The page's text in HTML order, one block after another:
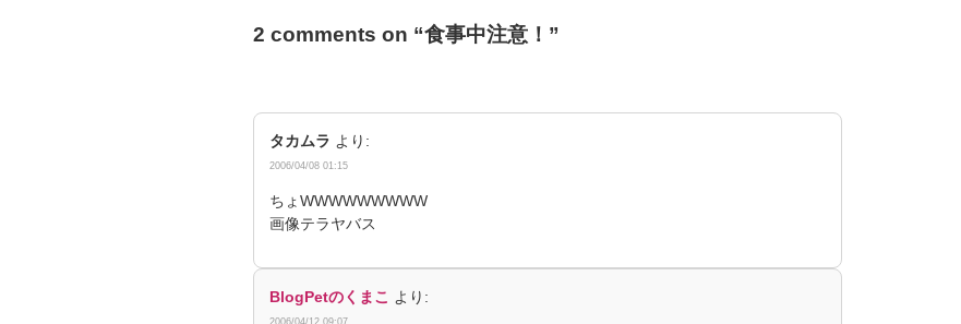
2 comments on “食事中注意！ ”
タカムラ より:
2006/04/08 01:15
ちょWWWWWWWWW
画像テラヤバス
BlogPetのくまこ より: